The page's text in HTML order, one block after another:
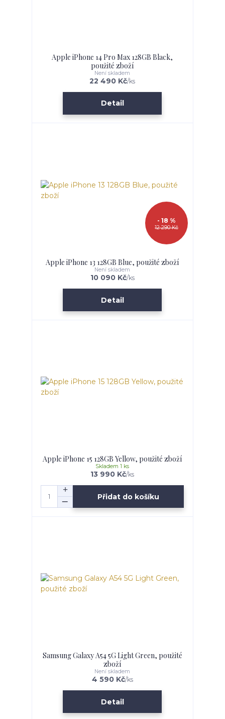
Apple iPhone 14 Pro Max 128GB Black,
použité zboží
22 490 Kč/ks
Není skladem
Detail
12 290 Kč
- 18 %
Apple iPhone 13 128GB Blue, použité zboží
10 090 Kč/ks
Není skladem
Detail
Apple iPhone 15 128GB Yellow, použité zboží
13 990 Kč/ks
Skladem 1 ks
Přidat do košíku
Samsung Galaxy A54 5G Light Green, použité
zboží
4 590 Kč/ks
Není skladem
Detail